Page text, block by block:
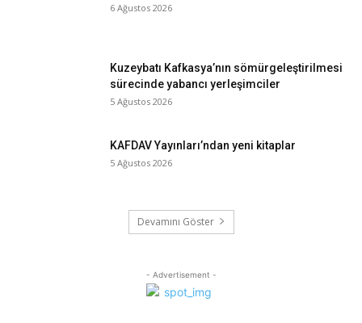
6 Ağustos 2026
Kuzeybatı Kafkasya’nın sömürgeleştirilmesi
sürecinde yabancı yerleşimciler
5 Ağustos 2026
KAFDAV Yayınları’ndan yeni kitaplar
5 Ağustos 2026
Devamını Göster
- Advertisement -